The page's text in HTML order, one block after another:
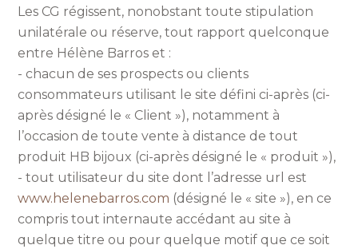
Les CG régissent, nonobstant toute stipulation
unilatérale ou réserve, tout rapport quelconque
entre Hélène Barros et :
- chacun de ses prospects ou clients
consommateurs utilisant le site défini ci-après (ci-
après désigné le « Client »), notamment à
l’occasion de toute vente à distance de tout
produit HB bijoux (ci-après désigné le « produit »),
- tout utilisateur du site dont l’adresse url est
www. helenebarros.com (désigné le « site »), en ce
compris tout internaute accédant au site à
quelque titre ou pour quelque motif que ce soit